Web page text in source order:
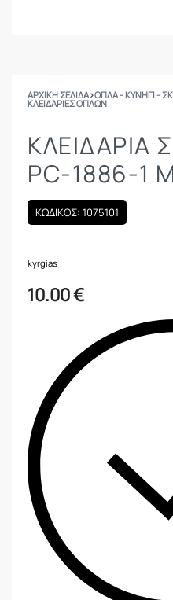
ΑΡΧΙΚΉ ΣΕΛΊΔΑ›ΟΠΛΑ - ΚΥΝΗΓΙ -
KΛΕΙΔΑΡΊΕΣ ΌΠΛΩΝ
ΚΛΕΙΔΑΡΙΑ
PC-1886-1
ΚΩΔΙΚΟΣ: 1075101
kyrgias
10.00€